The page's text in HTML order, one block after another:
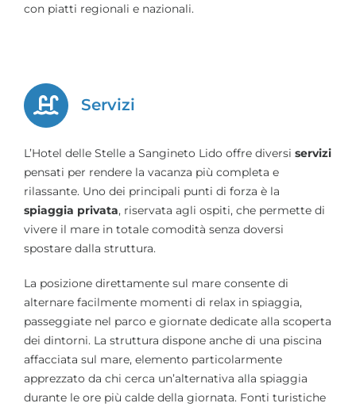
con piatti regionali e nazionali.
Servizi
L’Hotel delle Stelle a Sangineto Lido offre diversi servizi
pensati per rendere la vacanza più completa e
rilassante. Uno dei principali punti di forza è la
spiaggia privata, riservata agli ospiti, che permette di
vivere il mare in totale comodità senza doversi
spostare dalla struttura.
La posizione direttamente sul mare consente di
alternare facilmente momenti di relax in spiaggia,
passeggiate nel parco e giornate dedicate alla scoperta
dei dintorni. La struttura dispone anche di una piscina
affacciata sul mare, elemento particolarmente
apprezzato da chi cerca un’alternativa alla spiaggia
durante le ore più calde della giornata. Fonti turistiche